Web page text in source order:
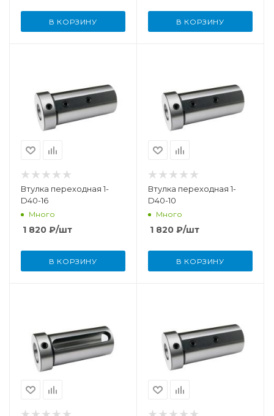
В КОРЗИНУ В КОРЗИНУ
Втулка переходная 1-
D40-16
Много
1 820 ₽/шт
В КОРЗИНУ
Втулка переходная 1-
D40-10
Много
1 820 ₽/шт
В КОРЗИНУ